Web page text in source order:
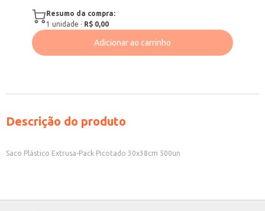
Resumo da compra:
1 unidade · R$ 0,00
Adicionar ao carrinho
Descrição do produto
Saco Plástico Extrusa-Pack Picotado 30x38cm 500un